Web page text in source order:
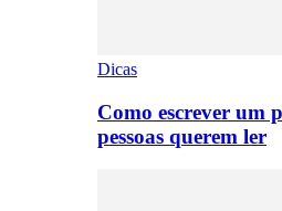
Dicas
Como escrever um
pessoas querem ler